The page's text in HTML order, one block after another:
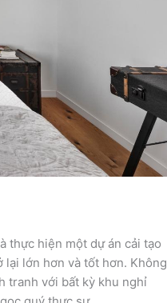
thực hiện một dự án cải tạo
lại lớn hơn và tốt hơn. Không
tranh với bất kỳ khu nghỉ